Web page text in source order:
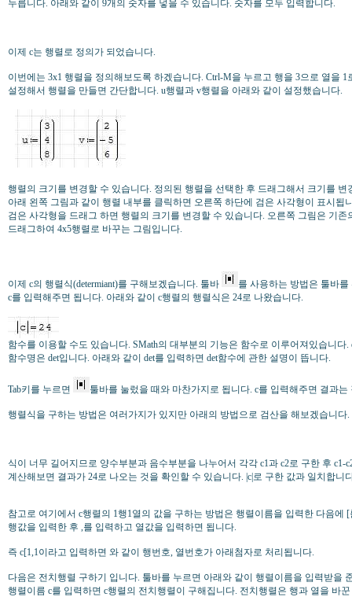
누릅니다. 아래와 같이 9개의 숫자를 넣을 수 있습니다. 숫자를 모두 입력합니다.
이제 c는 행렬로 정의가 되었습니다.
이번에는 3x1 행렬을 정의해보도록 하겠습니다. Ctrl-M을 누르고 행을 3으로 열을 1
설정해서 행렬을 만들면 간단합니다. u행렬과 v행렬을 아래와 같이 설정했습니다.
행렬의 크기를 변경할 수 있습니다. 정의된 행렬을 선택한 후 드래그해서 크기를 변
아래 왼쪽 그림과 같이 행렬 내부를 클릭하면 오른쪽 하단에 검은 사각형이 표시됩
검은 사각형을 드래그 하면 행렬의 크기를 변경할 수 있습니다. 오른쪽 그림은 기존
드래그하여 4x5행렬로 바꾸는 그림입니다.
이제 c의 행렬식(determiant)를 구해보겠습니다. 툴바
를 사용하는 방법은 툴바를
c를 입력해주면 됩니다. 아래와 같이 c행렬의 행렬식은 24로 나왔습니다.
함수를 이용할 수도 있습니다. SMath의 대부분의 기능은 함수로 이루어져있습니다.
함수명은 det입니다. 아래와 같이 det를 입력하면 det함수에 관한 설명이 뜹니다.
Tab키를 누르면 툴바를 눌렀을 때와 마찬가지로 됩니다. c를 입력해주면 결과는
행렬식을 구하는 방법은 여러가지가 있지만 아래의 방법으로 검산을 해보겠습니다.
식이 너무 길어지므로 양수부분과 음수부분을 나누어서 각각 c1과 c2로 구한 후 c1-
계산해보면 결과가 24로 나오는 것을 확인할 수 있습니다. |c|로 구한 값과 일치합니
참고로 여기에서 c행렬의 1행1열의 값을 구하는 방법은 행렬이름을 입력한 다음에
행값을 입력한 후 ,를 입력하고 열값을 입력하면 됩니다.
즉 c[1,1이라고 입력하면 와 같이 행번호, 열번호가 아래첨자로 처리됩니다.
다음은 전치행렬 구하기 입니다. 툴바를 누르면 아래와 같이 행렬이름을 입력받을
행렬이름 c를 입력하면 c행렬의 전치행렬이 구해집니다. 전치행렬은 행과 열을 바